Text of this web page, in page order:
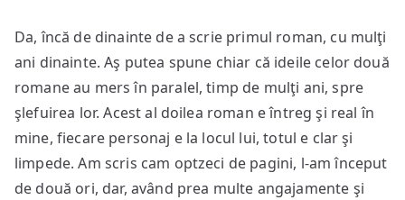
Da, încă de dinainte de a scrie primul roman, cu mulţi
ani dinainte. Aş putea spune chiar că ideile celor două
romane au mers în paralel, timp de mulţi ani, spre
şlefuirea lor. Acest al doilea roman e întreg şi real în
mine, fiecare personaj e la locul lui, totul e clar şi
limpede. Am scris cam optzeci de pagini, l-am început
de două ori, dar, având prea multe angajamente şi